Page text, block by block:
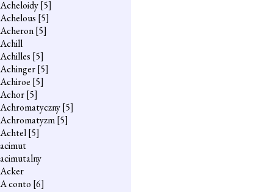
Acheloidy[5]
Achelous [5]
Acheron[5]
Achill
Achilles [5]
Achinger[5]
Achiroe [5]
Achor[5]
Achromatyczny[5]
Achromatyzm[5]
Achtel[5]
acimut
acimutalny
Acker
A conto [6]